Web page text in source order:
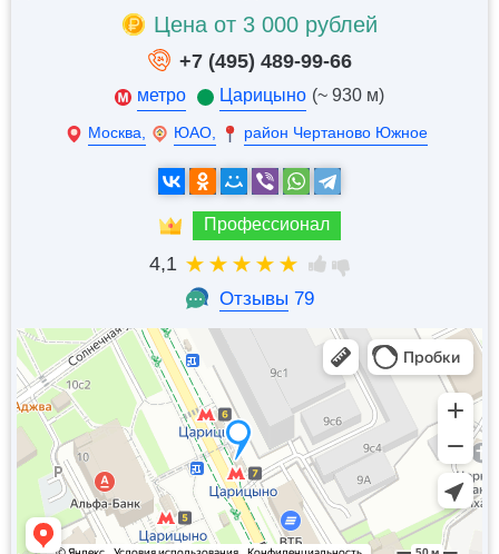
Цена от 3 000 рублей
+7 (495) 489-99-66
метро Царицыно (~ 930 м)
Москва, ЮАО, район Чертаново Южное
Профессионал
4,1
Отзывы 79